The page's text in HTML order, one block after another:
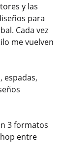
y las
para
Cada vez
me vuelven
espadas,
3 formatos
entre